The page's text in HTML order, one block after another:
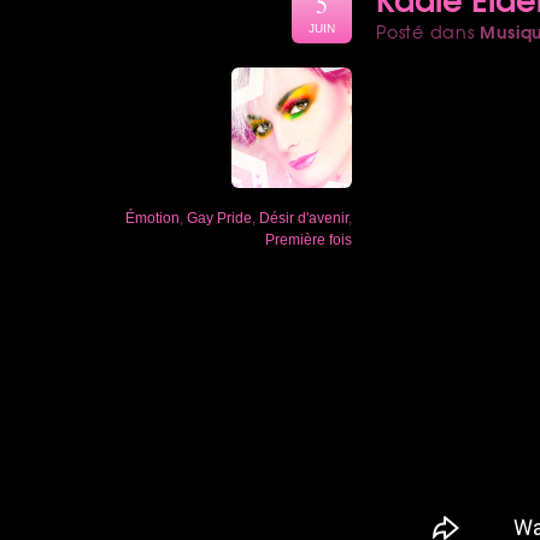
Posté dans
JUIN
Émotion Gay Pride Désir d'avenir,
Première fois